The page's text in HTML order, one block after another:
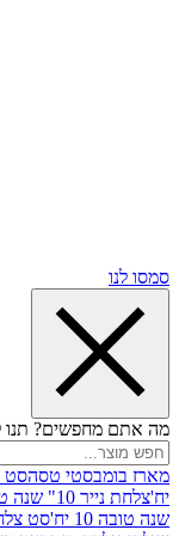
תנו לנו לעזור
טסה
יח'
צלחת נייר
סט צלחות שנה טובה לבן